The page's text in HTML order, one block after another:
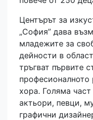
Центърът за
„София” дава
младежите за
дейности в
тръгват първите
хора. Голяма
актьори, певци,
графични